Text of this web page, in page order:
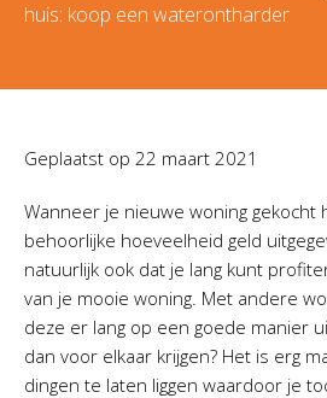
huis: koop een waterontharder
Geplaatst op 22 maart 2021
Wanneer je nieuwe woning gekocht
behoorlijke hoeveelheid geld
natuurlijk ook dat je lang kunt
van je mooie woning. Met andere
deze er lang op een goede manier
dan voor elkaar krijgen? Het is erg
dingen te laten liggen waardoor je